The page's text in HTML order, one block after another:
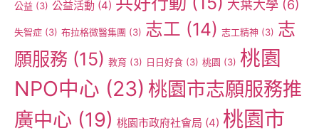
公益 (3) 公益活動 (4) 大葉大學 (6)
失智症 (3) 布拉格微醫集團 (3) 志工 (14) 志工精神 (3) 志
願服務 (15) 教育 (3) 日日好食 (3) 桃園 (3) 桃園
NPO中心 (23) 桃園市志願服務推
廣中心 (19) 桃園市政府社會局 (4) 桃園市